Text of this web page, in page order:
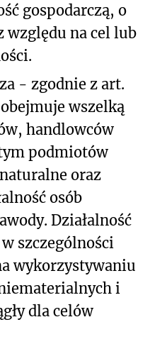
gospodarczą, o
względu na cel lub
- zgodnie z art.
wszelką
handlowców
podmiotów
oraz
osób
Działalność
szczególności
wykorzystywaniu
i
dla celów